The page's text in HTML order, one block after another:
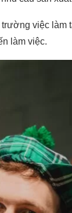
việc
làm việc.